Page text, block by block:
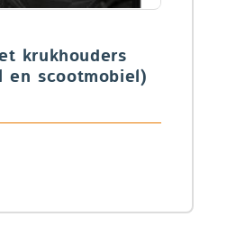
krukhouders
en scootmobiel)